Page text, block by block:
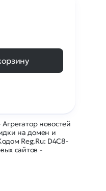
новостей
на домен и
Reg.Ru: D4C8-
сайтов -